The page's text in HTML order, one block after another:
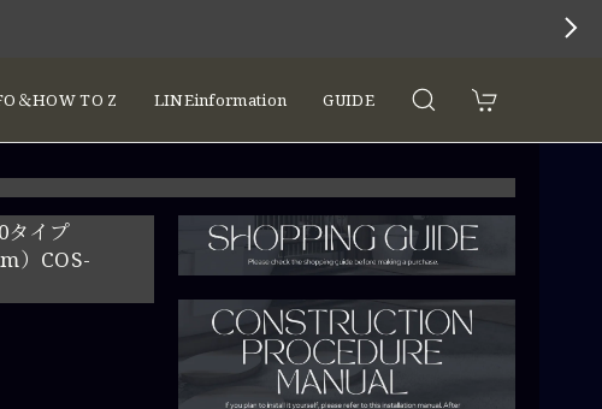
＆HOW TO Z LINEinformation GUIDE
タイプ
）COS-